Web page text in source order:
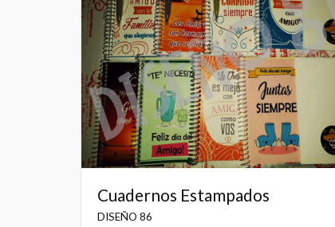
Cuadernos Estampados
DISEÑO 86